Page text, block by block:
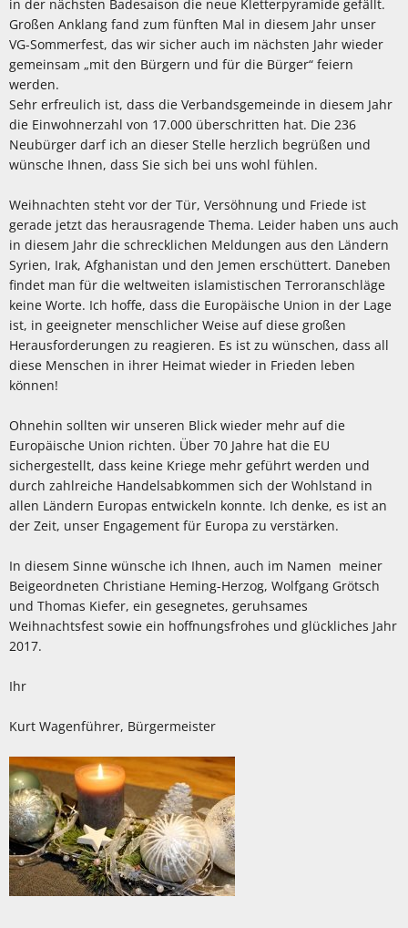
in der nächsten Badesaison die neue Kletterpyramide gefällt.
Großen Anklang fand zum fünften Mal in diesem Jahr unser
VG-Sommerfest, das wir sicher auch im nächsten Jahr wieder
gemeinsam „mit den Bürgern und für die Bürger“ feiern
werden.
Sehr erfreulich ist, dass die Verbandsgemeinde in diesem Jahr
die Einwohnerzahl von 17.000 überschritten hat. Die 236
Neubürger darf ich an dieser Stelle herzlich begrüßen und
wünsche Ihnen, dass Sie sich bei uns wohl fühlen.
Weihnachten steht vor der Tür, Versöhnung und Friede ist
gerade jetzt das herausragende Thema. Leider haben uns auch
in diesem Jahr die schrecklichen Meldungen aus den Ländern
Syrien, Irak, Afghanistan und den Jemen erschüttert. Daneben
findet man für die weltweiten islamistischen Terroranschläge
keine Worte. Ich hoffe, dass die Europäische Union in der Lage
ist, in geeigneter menschlicher Weise auf diese großen
Herausforderungen zu reagieren. Es ist zu wünschen, dass all
diese Menschen in ihrer Heimat wieder in Frieden leben
können!
Ohnehin sollten wir unseren Blick wieder mehr auf die
Europäische Union richten. Über 70 Jahre hat die EU
sichergestellt, dass keine Kriege mehr geführt werden und
durch zahlreiche Handelsabkommen sich der Wohlstand in
allen Ländern Europas entwickeln konnte. Ich denke, es ist an
der Zeit, unser Engagement für Europa zu verstärken.
In diesem Sinne wünsche ich Ihnen, auch im Namen meiner
Beigeordneten Christiane Heming-Herzog, Wolfgang Grötsch
und Thomas Kiefer, ein gesegnetes, geruhsames
Weihnachtsfest sowie ein hoffnungsfrohes und glückliches Jahr
2017.
Ihr
Kurt Wagenführer, Bürgermeister